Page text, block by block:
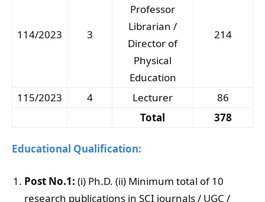
114/2023 3
Professor
Librarian /
Director of
Physical
Education
214
115/2023 4 Lecturer
86
Total
378
Educational Qualification:
Post No.1: (i) Ph.D. (ii) Minimum total of 10
research publications in SCI journals / UGC /